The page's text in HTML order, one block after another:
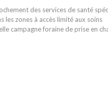
des services de santé
les zones à accès limité aux soins
campagne foraine de prise en